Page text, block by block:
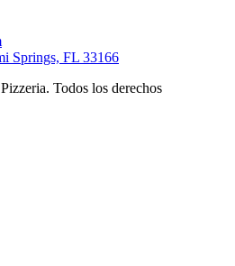
Springs, FL 33166
Todos los derechos